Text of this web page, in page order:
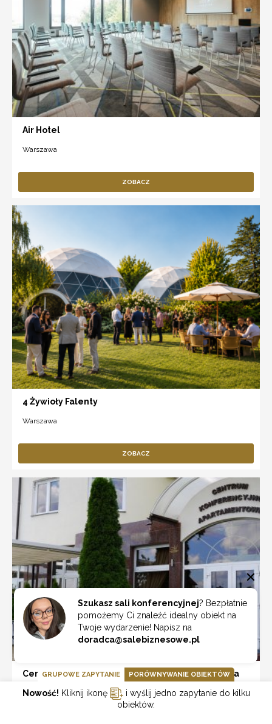
Air Hotel
Warszawa
ZOBACZ
4 Żywioły Falenty
Warszawa
ZOBACZ
Centrum Konferencyjno-Apartamentowe Mrówka
Warszawa
Szukasz sali konferencyjnej? Bezpłatnie
pomożemy Ci znaleźć idealny obiekt na
Twoje wydarzenie! Napisz na
doradca@salebiznesowe.pl
GRUPOWE ZAPYTANIE PORÓWNYWANIE OBIEKTÓW
Nowość! Kliknij ikonę
i wyślij jedno zapytanie do kilku
obiektów.